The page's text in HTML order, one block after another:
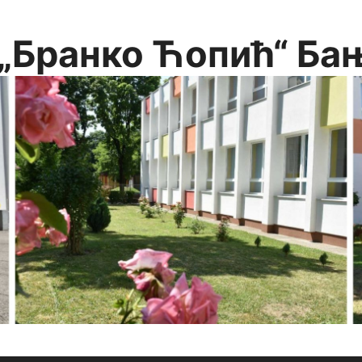
Ћопић“